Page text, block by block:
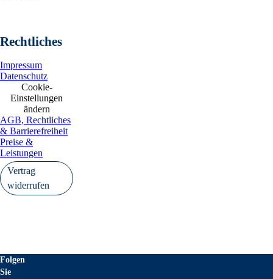
Rechtliches
Impressum
Datenschutz
Cookie-
Einstellungen
ändern
AGB, Rechtliches
& Barrierefreiheit
Preise &
Leistungen
Vertrag
widerrufen
Folgen
Sie